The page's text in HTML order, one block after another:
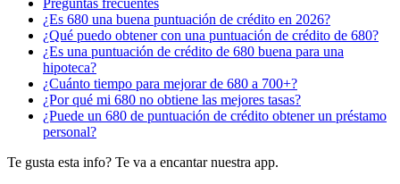
Preguntas frecuentes
¿Es 680 una buena puntuación de crédito en 2026?
¿Qué puedo obtener con una puntuación de crédito de 680?
¿Es una puntuación de crédito de 680 buena para una
hipoteca?
¿Cuánto tiempo para mejorar de 680 a 700+?
¿Por qué mi 680 no obtiene las mejores tasas?
¿Puede un 680 de puntuación de crédito obtener un préstamo
personal?
Te gusta esta info? Te va a encantar nuestra app.